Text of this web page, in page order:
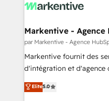
and system integrations
trainers to drive platform
Generation - Full-funnel marketing and high-
performance advertising
Expert deployment of
accreditations and deep
Markentive - Agence
par Markentive - Agence
Markentive fournit des
d'intégration et d'agence
North America. Avec plus
marketing automation,
Elite5.0